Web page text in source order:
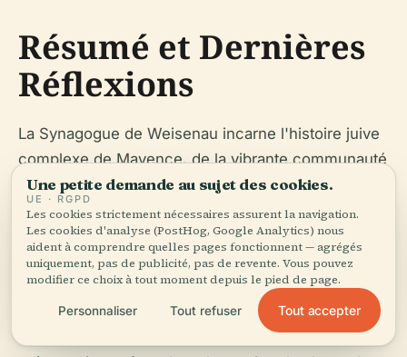
Résumé et Dernières
Réflexions
La Synagogue de Weisenau incarne l'histoire juive
complexe de Mayence, de la vibrante communauté
médiévale, en passant par la persécution et la
destruction, jusqu'au souvenir et à l'éducation
contemporains. Ses rares mikva'ot doubles, son
architecture discrète et sa restauration réussie en
font un symbole puissant de survie et de continuité
culturelle. Les visiteurs sont encouragés à réserver
à l'avance, à respecter les directives de
Une petite demande au sujet des cookies.
UE · RGPD
Les cookies strictement nécessaires assurent la navigation.
Les cookies d'analyse (PostHog, Google Analytics) nous
aident à comprendre quelles pages fonctionnent — agrégés
uniquement, pas de publicité, pas de revente. Vous pouvez
modifier ce choix à tout moment depuis le pied de page.
Personnaliser Tout refuser Tout accepter